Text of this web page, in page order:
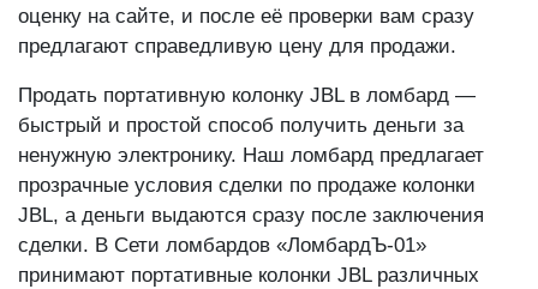
оценку на сайте, и после её проверки вам сразу
предлагают справедливую цену для продажи.
Продать портативную колонку JBL в ломбард —
быстрый и простой способ получить деньги за
ненужную электронику. Наш ломбард предлагает
прозрачные условия сделки по продаже колонки
JBL, а деньги выдаются сразу после заключения
сделки. В Сети ломбардов «ЛомбардЪ-01»
принимают портативные колонки JBL различных